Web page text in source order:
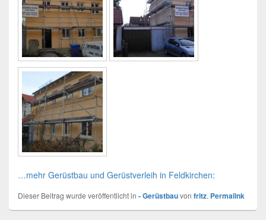
…mehr Gerüstbau und Gerüstverleih in Feldkirchen:
Dieser Beitrag wurde veröffentlicht in - Gerüstbauvon fritz. Permalink